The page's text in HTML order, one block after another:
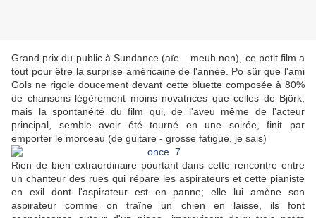
Grand prix du public à Sundance (aïe... meuh non), ce petit film a
tout pour être la surprise américaine de l'année. Po sûr que l'ami
Gols ne rigole doucement devant cette bluette composée à 80%
de chansons légèrement moins novatrices que celles de Björk,
mais la spontanéité du film qui, de l'aveu même de l'acteur
principal, semble avoir été tourné en une soirée, finit par
emporter le morceau (de guitare - grosse fatigue, je sais)
Rien de bien extraordinaire pourtant dans cette rencontre entre
un chanteur des rues qui répare les aspirateurs et cette pianiste
en exil dont l'aspirateur est en panne; elle lui amène son
aspirateur comme on traîne un chien en laisse, ils font